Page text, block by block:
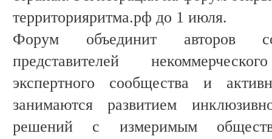
территорияритма.рф до 1 июля.
Форум объединит авторов
представителей
экспертного сообщества и
занимаются развитием
решений с измеримым